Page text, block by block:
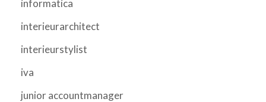
informatica
interieurarchitect
interieurstylist
iva
junior accountmanager